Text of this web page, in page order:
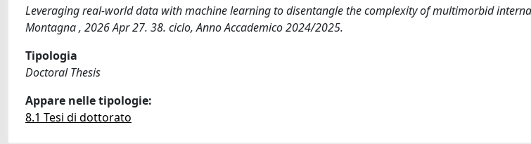
Leveraging real-world data with machine learning to disentangle the complexity of multimorbid
Montagna , 2026 Apr 27. 38. ciclo, Anno Accademico 2024/2025.
Tipologia
Doctoral Thesis
Appare nelle tipologie:
8.1 Tesi di dottorato